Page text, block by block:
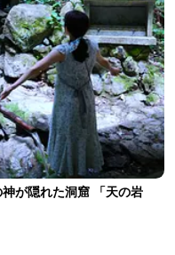
が隠れた洞窟 「天の岩